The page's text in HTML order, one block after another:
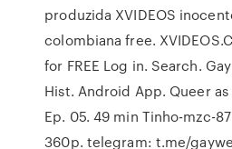
produzida XVIDEOS
colombiana free.
for FREE Log in. Search.
Hist. Android App. Queer as
Ep. 05. 49 min Tinho-mzc-
360p. telegram: t.me/